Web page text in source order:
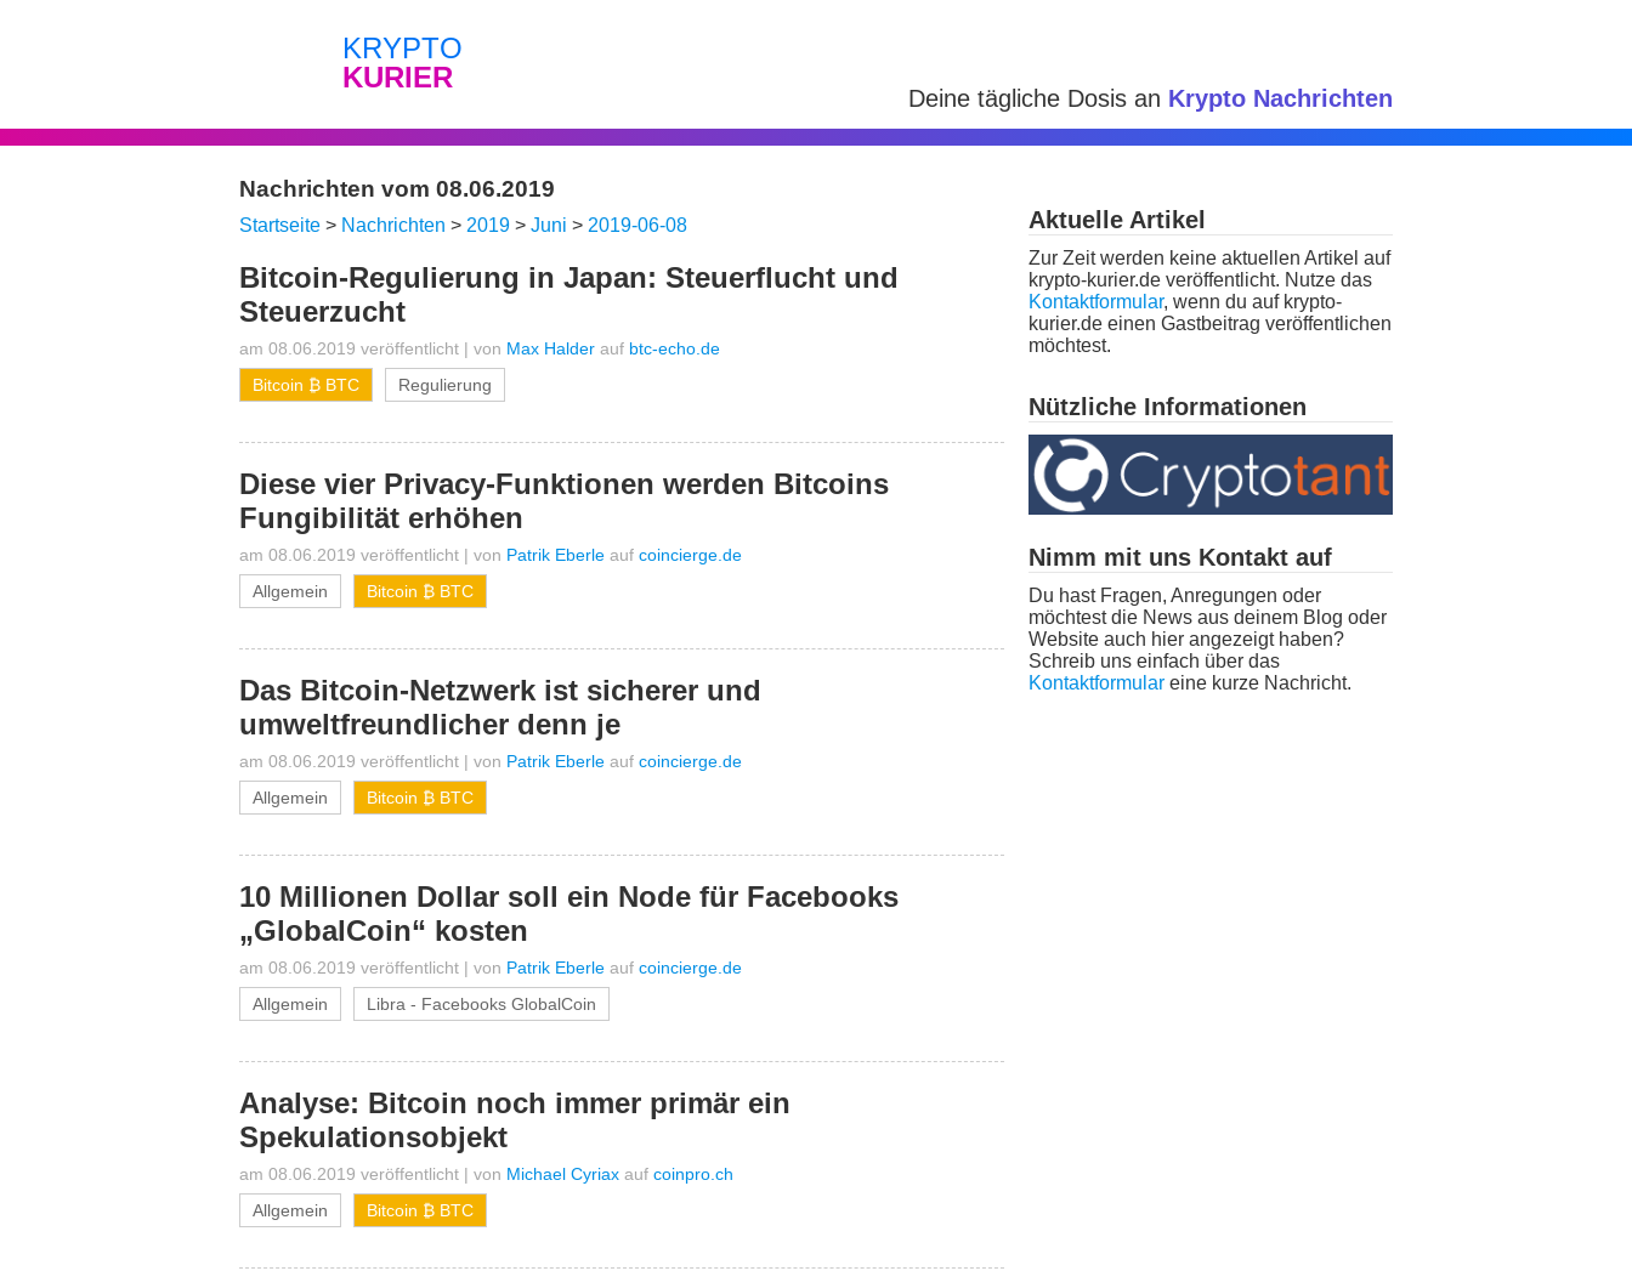
KRYPTO
KURIER
Deine tägliche Dosis an Krypto Nachrichten
Nachrichten vom 08.06.2019
Startseite > Nachrichten > 2019 > Juni > 2019-06-08
Bitcoin-Regulierung in Japan: Steuerflucht und
Steuerzucht
am 08.06.2019 veröffentlicht | von Max Halder auf btc-echo.de
Bitcoin ₿ BTC
Regulierung
Diese vier Privacy-Funktionen werden Bitcoins
Fungibilität erhöhen
am 08.06.2019 veröffentlicht | von Patrik Eberle auf coincierge.de
Allgemein
Bitcoin ₿ BTC
Das Bitcoin-Netzwerk ist sicherer und
umweltfreundlicher denn je
am 08.06.2019 veröffentlicht | von Patrik Eberle auf coincierge.de
Allgemein
Bitcoin ₿ BTC
10 Millionen Dollar soll ein Node für Facebooks
„GlobalCoin“ kosten
am 08.06.2019 veröffentlicht | von Patrik Eberle auf coincierge.de
Allgemein
Libra - Facebooks GlobalCoin
Analyse: Bitcoin noch immer primär ein
Spekulationsobjekt
am 08.06.2019 veröffentlicht | von Michael Cyriax auf coinpro.ch
Allgemein
Bitcoin ₿ BTC
Aktuelle Artikel
Zur Zeit werden keine aktuellen Artikel auf
krypto-kurier.de veröffentlicht. Nutze das
Kontaktformular, wenn du auf krypto-
kurier.de einen Gastbeitrag veröffentlichen
möchtest.
Nützliche Informationen
Nimm mit uns Kontakt auf
Du hast Fragen, Anregungen oder
möchtest die News aus deinem Blog oder
Website auch hier angezeigt haben?
Schreib uns einfach über das
Kontaktformular eine kurze Nachricht.